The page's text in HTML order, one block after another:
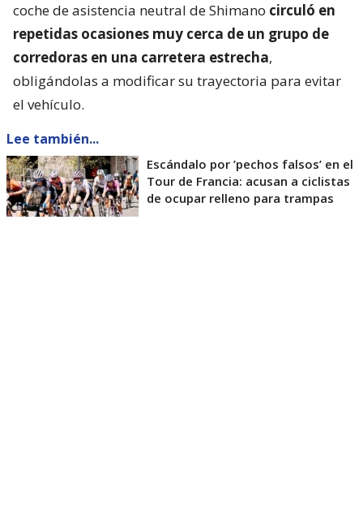
coche de asistencia neutral de Shimano circuló en
repetidas ocasiones muy cerca de un grupo de
corredoras en una carretera estrecha,
obligándolas a modificar su trayectoria para evitar
el vehículo.
Lee también...
Escándalo por ’pechos falsos’ en el
Tour de Francia: acusan a ciclistas
de ocupar relleno para trampas